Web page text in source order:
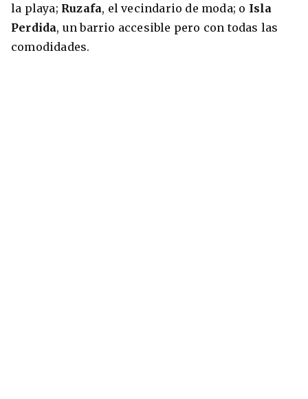
la playa; Ruzafa, el vecindario de moda; o Isla
Perdida, un barrio accesible pero con todas las
comodidades.